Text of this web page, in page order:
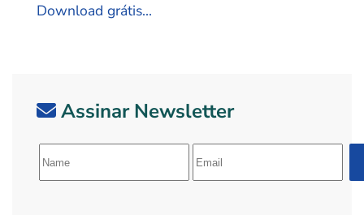
Download grátis...
Assinar Newsletter